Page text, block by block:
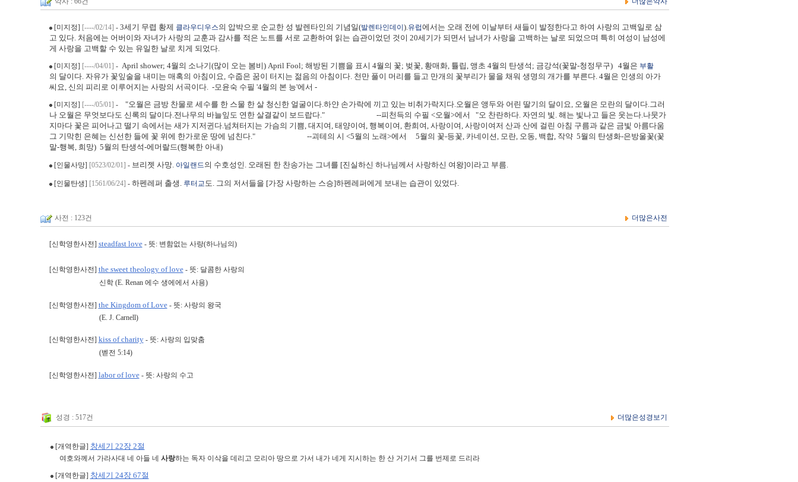
[미지정] [----/02/14] - 3세기 무렵 황제 클라우디우스의 압박으로 순교한 성 발렌타인의 기념일(발렌타인데이 ).유럽에서는 오래 전에 이날부터 새들이 발정한다고 하여 사랑의 고백일로 삼
고 있다. 처음에는 어버이와 자녀가 사랑의 교훈과 감사를 적은 노트를 서로 교환하여 읽는 습관이었던 것이 20세기가 되면서 남녀가 사랑을 고백하는 날로 되었으며 특히 여성이 남성에
게 사랑을 고백할 수 있는 유일한 날로 치게 되었다.
[미지정] [----/04/01] - April shower; 4월의 소나기(많이 오는 봄비) April Fool; 해방된 기쁨을 표시 4월의 꽃; 벚꽃, 황매화, 튤립, 앵초 4월의 탄생석; 금강석(꽃말-청정무구) 4월은 부활
의 달이다. 자유가 꽃잎술을 내미는 매혹의 아침이요, 수줍은 꿈이 터지는 젊음의 아침이다. 천만 풀이 머리를 들고 만개의 꽃부리가 물을 채워 생명의 개가를 부른다. 4월은 인생의 아가
씨요, 신의 피리로 이루어지는 사랑의 서곡이다. -모윤숙 수필 '4월의 본 능'에서 -
[미지정] [----/05/01] -
"오월은 금방 찬물로 세수를 한 스물 한 살 청신한 얼굴이다.하얀 손가락에 끼고 있는 비취가락지다.오월은 앵두와 어린 딸기의 달이요, 오월은 모란의 달이다.그러
나 오월은 무엇보다도 신록의 달이다.전나무의 바늘잎도 연한 살결같이 보드랍다." --피천득의 수필 <오월>에서 "오 찬란하다. 자연의 빛. 해는 빛나고 들은 웃는다.나뭇가
지마다 꽃은 피어나고 떨기 속에서는 새가 지저귄다.넘쳐터지는 가슴의 기쁨, 대지여, 태양이여, 행복이여, 환희여, 사랑이여, 사랑이여저 산과 산에 걸린 아침 구름과 같은 금빛 아름다움
그 기막힌 은혜는 신선한 들에 꽃 위에 한가로운 땅에 넘친다." --괴테의 시 <5월의 노래>에서 5월의 꽃-등꽃, 카네이션, 모란, 오동, 백합, 작약 5월의 탄생화-은방울꽃(꽃
말-행복, 희망) 5월의 탄생석-에머랄드(행복한 아내)
[인물사망] [0523/02/01] - 브리젯 사망. 아일랜드의 수호성인. 오래된 한 찬송가는 그녀를 [진실하신 하나님께서 사랑하신 여왕]이라고 부름.
[인물탄생] [1561/06/24] - 하펜레퍼 출생. 루터교도. 그의 저서들을 [가장 사랑하는 스승]하펜레퍼에게 보내는 습관이 있었다.
사전 : 123건 더많은사전
[신학영한사전] steadfast love- 뜻: 변함없는 사랑(하나님의)
[신학영한사전] the sweet theology of love- 뜻: 달콤한 사랑의
신학 (E. Renan 에수 생에에서 사용)
[신학영한사전] the Kingdom of Love- 뜻: 사랑의 왕국
(E. J. Carnell)
[신학영한사전] kiss of charity- 뜻: 사랑의 입맞춤
(벧전 5:14)
[신학영한사전] labor of love- 뜻: 사랑의 수고
성경 : 517건 더많은성경보기
[개역한글] 창세기 22장 2절
여호와께서 가라사대 네 아들 네 사랑하는 독자 이삭을 데리고 모리아 땅으로 가서 내가 네게 지시하는 한 산 거기서 그를 번제로 드리라
[개역한글] 창세기 24장 67절